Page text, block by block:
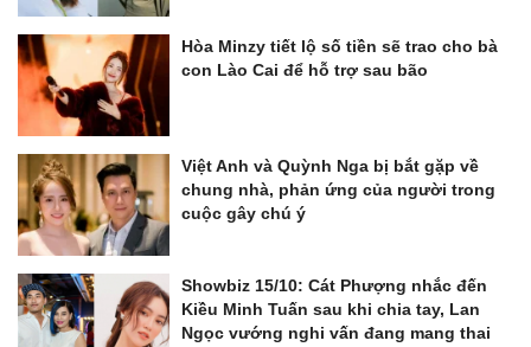
Hòa Minzy tiết lộ số tiền sẽ trao cho bà
con Lào Cai để hỗ trợ sau bão
Việt Anh và Quỳnh Nga bị bắt gặp về
chung nhà, phản ứng của người trong
cuộc gây chú ý
Showbiz 15/10: Cát Phượng nhắc đến
Kiều Minh Tuấn sau khi chia tay, Lan
Ngọc vướng nghi vấn đang mang thai